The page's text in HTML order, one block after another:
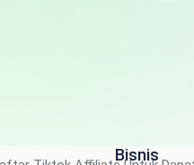
Bisnis